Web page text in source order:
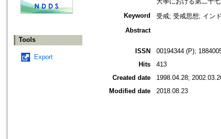
Tools
Export
Keyword
受戒; 受戒思想; イン
Abstract
ISSN
00194344 (P);
Hits
413
Created date
1998.04.28;
Modified date
2018.08.23